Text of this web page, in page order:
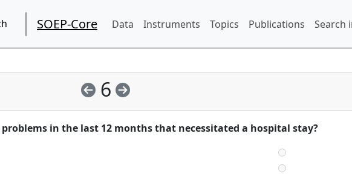
SOEP-Core Data Instruments Topics Publications Search
6
in the last 12 months that necessitated a hospital stay?